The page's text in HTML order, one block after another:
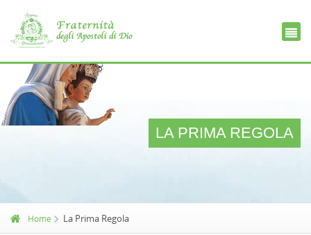
LA PRIMA REGOLA
Home La Prima Regola